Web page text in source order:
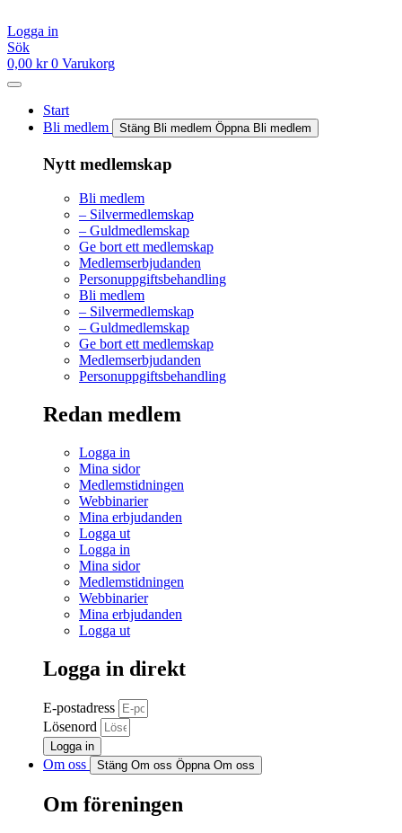
till
innehåll
Logga in
Sök
0,00 kr 0 Varukorg
Start
Bli medlem
Stäng Bli medlem Öppna Bli medlem
Nytt medlemskap
Bli medlem
– Silvermedlemskap
– Guldmedlemskap
Ge bort ett medlemskap
Medlemserbjudanden
Personuppgiftsbehandling
Bli medlem
– Silvermedlemskap
– Guldmedlemskap
Ge bort ett medlemskap
Medlemserbjudanden
Personuppgiftsbehandling
Redan medlem
Logga in
Mina sidor
Medlemstidningen
Webbinarier
Mina erbjudanden
Logga ut
Logga in
Mina sidor
Medlemstidningen
Webbinarier
Mina erbjudanden
Logga ut
Logga in direkt
E-postadress
Lösenord
Logga in
Om oss Stäng Om oss Öppna Om oss
Om föreningen